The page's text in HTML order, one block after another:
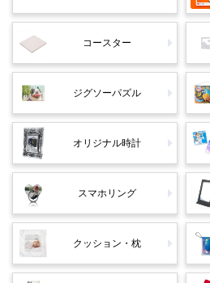
コースター
ジグソーパズル
オリジナル時計
スマホリング
クッション・枕